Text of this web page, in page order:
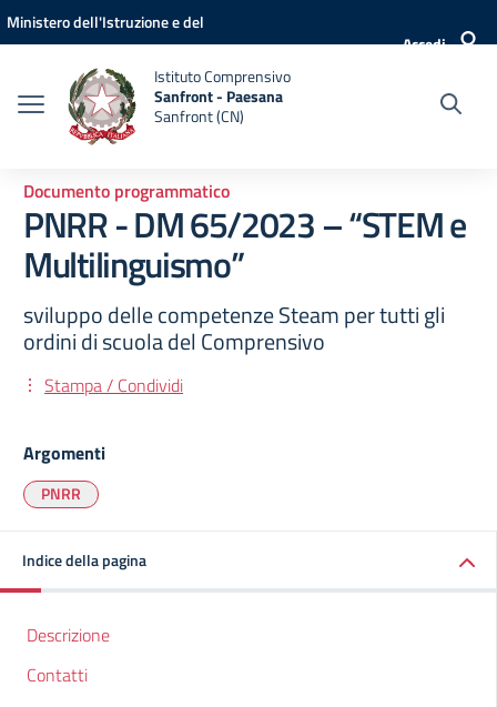
Vai ai contenuti
Vai al menu di navigazione
Vai al footer
Ministero dell'Istruzione e del
Accedi
Istituto Comprensivo
Sanfront - Paesana
Sanfront (CN)
Documento programmatico
PNRR - DM 65/2023 – “STEM e
Multilinguismo”
sviluppo delle competenze Steam per tutti gli
ordini di scuola del Comprensivo
Stampa / Condividi
Argomenti
PNRR
Indice della pagina
Descrizione
Contatti